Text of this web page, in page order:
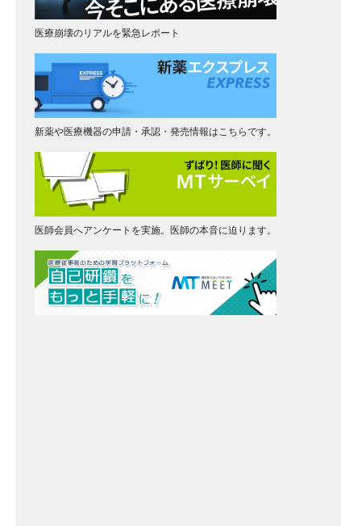
医療崩壊のリアルを緊急レポート
新薬や医療機器の申請・承認・発売情報はこちらです。
医師会員へアンケートを実施。医師の本音に迫ります。